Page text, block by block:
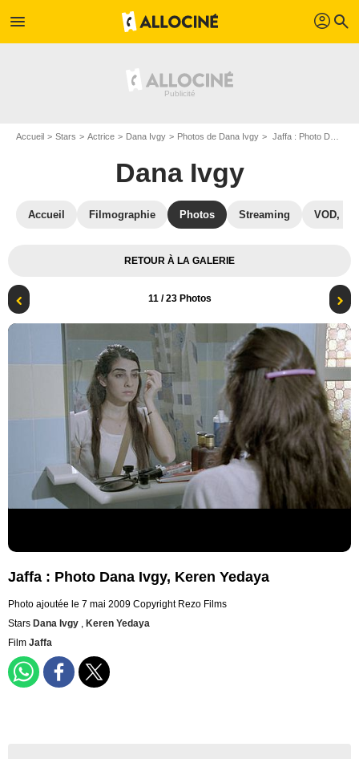
menu profil search
Accueil Stars Actrice Dana Ivgy Photos de Dana Ivgy Jaffa : Photo Dana Ivgy, Keren Yedaya
Dana Ivgy
Accueil Filmographie Photos Streaming VOD,
RETOUR À LA GALERIE
11/ 23 Photos
Jaffa : Photo Dana Ivgy, Keren Yedaya
Photo ajoutée le 7 mai 2009 Copyright Rezo Films
Stars Dana Ivgy , Keren Yedaya
Film Jaffa